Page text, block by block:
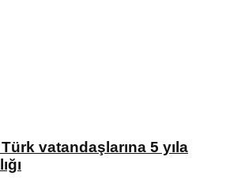
vatandaşlarına 5 yıla